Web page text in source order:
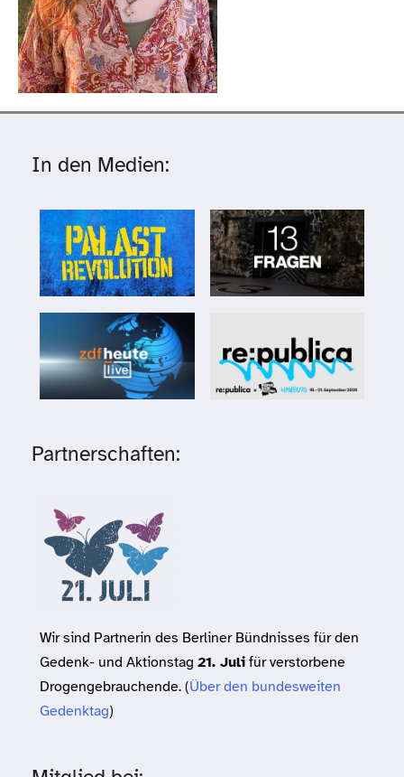
In den Medien:
Partnerschaften:
Wir sind Partnerin des Berliner Bündnisses für den
Gedenk- und Aktionstag 21. Julifür verstorbene
Drogengebrauchende. (Über den bundesweiten
Gedenktag)